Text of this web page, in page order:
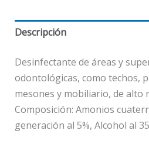
Descripción
Desinfectante de áreas y
odontológicas, como techos,
mesones y mobiliario, de alto
Composición: Amonios
generación al 5%, Alcohol al